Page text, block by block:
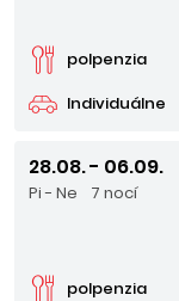
Individuálne
polpenzia
28.08. - 06.09.
Pi - Ne 7 nocí
polpenzia